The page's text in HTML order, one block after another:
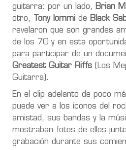
guitarra: por un lado,
Brian
otro,
Tony Iommi de Black
revelaron que son grandes
de los 70 y en esta
para participar de un
Greatest Guitar Riffs (Los
Guitarra).
En el clip adelanto de poco
puede ver a los íconos del
amistad, sus bandas y la
mostraban fotos de ellos
grabación durante sus